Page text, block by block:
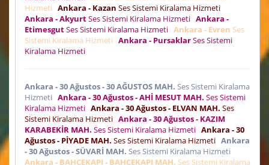
Hizmeti Ankara - Kazan Ses Sistemi Kiralama Hizmeti
Ankara - AkyurtSes Sistemi Kiralama Hizmeti Ankara -
EtimesgutSes Sistemi Kiralama Hizmeti Ankara - Evren Ses
Sistemi Kiralama Hizmeti Ankara - PursaklarSes Sistemi
Kiralama Hizmeti
Ankara - 30 Ağustos - 30 AĞUSTOS MAH. Ses Sistemi Kiralama
Hizmeti Ankara - 30 Ağustos - AHİ MESUT MAH. Ses Sistemi
Kiralama Hizmeti Ankara - 30 Ağustos - ELVAN MAH. Ses
Sistemi Kiralama Hizmeti Ankara - 30 Ağustos - KAZIM
KARABEKİR MAH. Ses Sistemi Kiralama Hizmeti Ankara - 30
Ağustos - PİYADE MAH. Ses Sistemi Kiralama Hizmeti Ankara
- 30 Ağustos - SÜVARİ MAH. Ses Sistemi Kiralama Hizmeti
Ankara - BAHÇEKAPI - BAHÇEKAPI MAH. Ses Sistemi Kiralama